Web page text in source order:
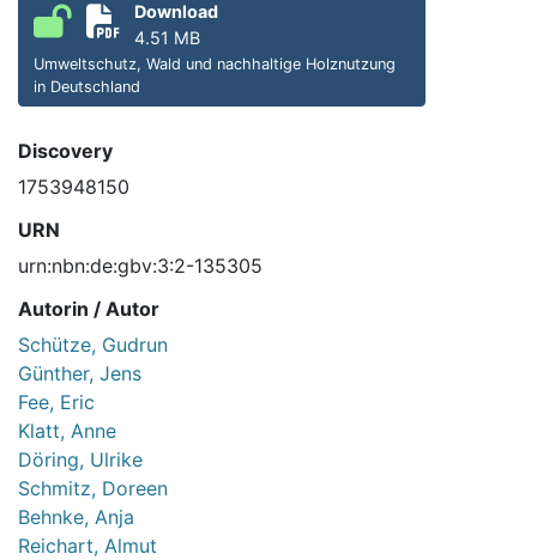
Download
4.51 MB
Umweltschutz, Wald und nachhaltige Holznutzung
in Deutschland
Discovery
1753948150
URN
urn:nbn:de:gbv:3:2-135305
Autorin / Autor
Schütze, Gudrun
Günther, Jens
Fee, Eric
Klatt, Anne
Döring, Ulrike
Schmitz, Doreen
Behnke, Anja
Reichart, Almut